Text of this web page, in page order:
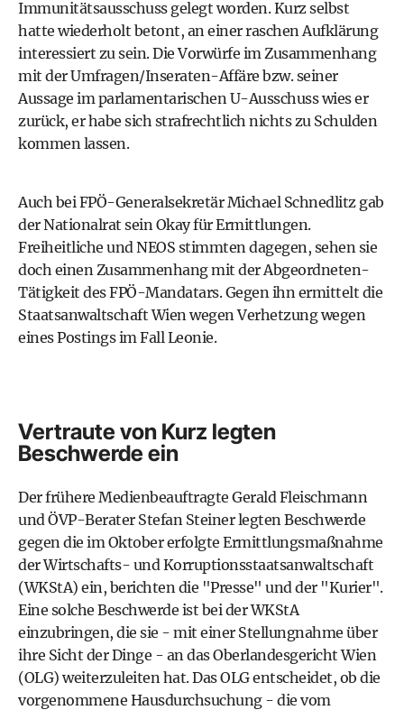
Immunitätsausschuss gelegt worden. Kurz selbst
hatte wiederholt betont, an einer raschen Aufklärung
interessiert zu sein. Die Vorwürfe im Zusammenhang
mit der Umfragen/Inseraten-Affäre bzw. seiner
Aussage im parlamentarischen U-Ausschuss wies er
zurück, er habe sich strafrechtlich nichts zu Schulden
kommen lassen.
Auch bei FPÖ-Generalsekretär Michael Schnedlitz gab
der Nationalrat sein Okay für Ermittlungen.
Freiheitliche und NEOS stimmten dagegen, sehen sie
doch einen Zusammenhang mit der Abgeordneten-
Tätigkeit des FPÖ-Mandatars. Gegen ihn ermittelt die
Staatsanwaltschaft Wien wegen Verhetzung wegen
eines Postings im Fall Leonie.
Vertraute von Kurz legten
Beschwerde ein
Der frühere Medienbeauftragte Gerald Fleischmann
und ÖVP-Berater Stefan Steiner legten Beschwerde
gegen die im Oktober erfolgte Ermittlungsmaßnahme
derWirtschafts- und Korruptionsstaatsanwaltschaft
(WKStA) ein, berichten die "Presse" und der "Kurier".
Eine solche Beschwerde ist bei der WKStA
einzubringen, die sie - mit einer Stellungnahme über
ihre Sicht der Dinge - an das Oberlandesgericht Wien
(OLG) weiterzuleiten hat. Das OLG entscheidet, ob die
vorgenommene Hausdurchsuchung - die vom